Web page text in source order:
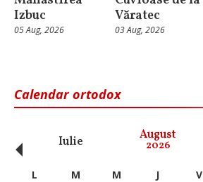
Izbuc
05 Aug, 2026
Văratec
03 Aug, 2026
Calendar ortodox
Iulie August
2026
‹ L M M J V